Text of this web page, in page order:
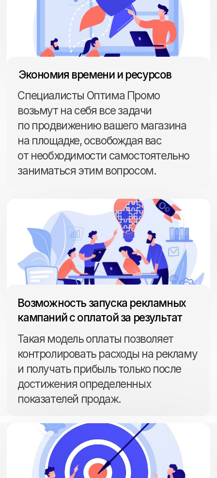
Возможность сотрудничества
с партнерами Яндекса
Участие в партнерских программах
Яндекс. Маркета позволяет
привлекать новых покупателей
за счет интеграции с сервисами
Яндекса.
Заполнение и настройка описаний
и характеристик товара: